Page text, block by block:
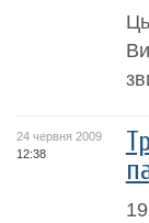
24 червня 2009
12:38